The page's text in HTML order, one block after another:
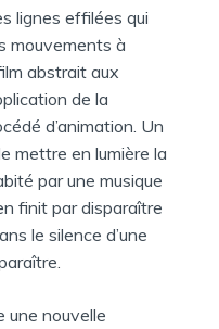
lignes effilées qui
mouvements à
abstrait aux
de la
d’animation. Un
mettre en lumière la
par une musique
finit par disparaître
le silence d’une
une nouvelle